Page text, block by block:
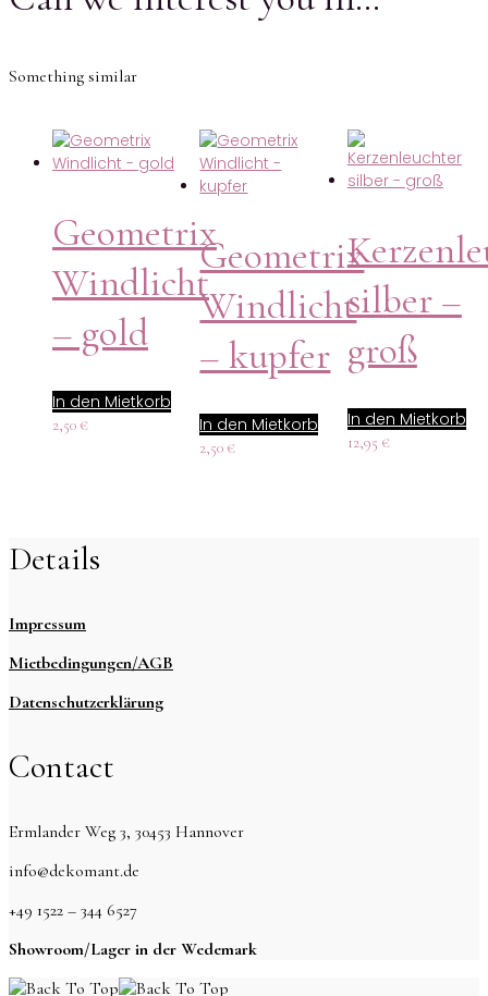
Something similar
Geometrix
Windlicht
– gold
In den Mietkorb
2,50 €
Geometrix
Windlicht
– kupfer
In den Mietkorb
2,50 €
silber –
groß
In den Mietkorb
12,95 €
Details
Impressum
Mietbedingungen/AGB
Datenschutzerklärung
Contact
Ermlander Weg 3, 30453 Hannover
info@dekomant.de
+49 1522 – 344 6527
Showroom/Lager in der Wedemark